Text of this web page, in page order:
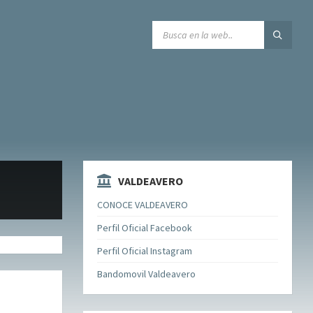
VALDEAVERO
CONOCE VALDEAVERO
Perfil Oficial Facebook
Perfil Oficial Instagram
Bandomovil Valdeavero